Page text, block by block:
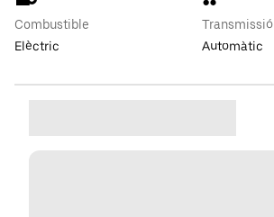
Combustible
Elèctric
Transmissió
Automàtic